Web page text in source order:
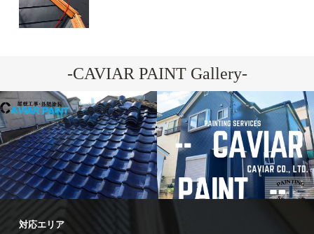
-CAVIAR PAINT Gallery-
-施工例-- 屋
-施工例-- 外
壁塗装
装リフォ